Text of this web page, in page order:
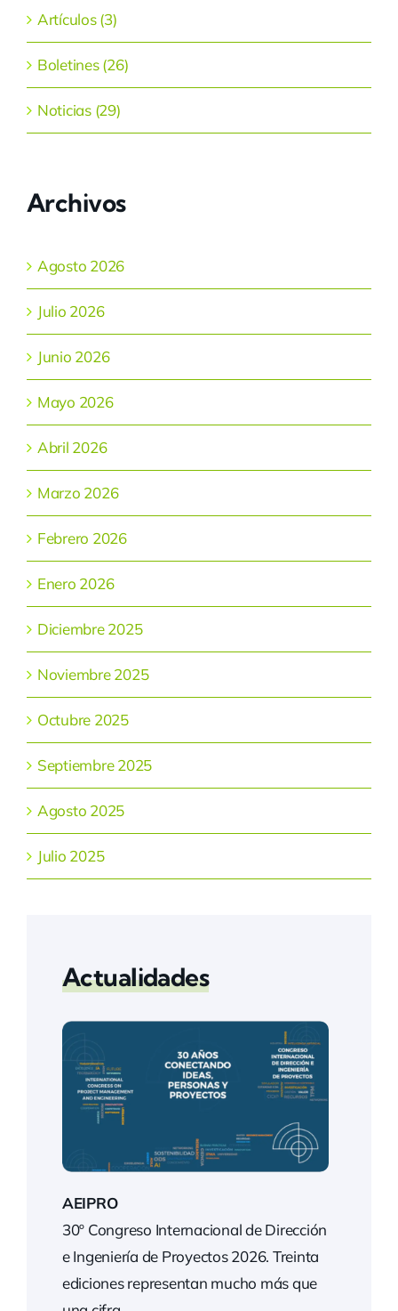
Artículos (3)
Boletines (26)
Noticias (29)
Archivos
Agosto 2026
Julio 2026
Junio 2026
Mayo 2026
Abril 2026
Marzo 2026
Febrero 2026
Enero 2026
Diciembre 2025
Noviembre 2025
Octubre 2025
Septiembre 2025
Agosto 2025
Julio 2025
Actualidades
AEIPRO
30º Congreso Internacional de Dirección
e Ingeniería de Proyectos 2026. Treinta
ediciones representan mucho más que